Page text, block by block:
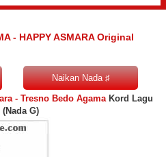
- HAPPY ASMARA Original
- Tresno Bedo Agama Kord Lagu
G)